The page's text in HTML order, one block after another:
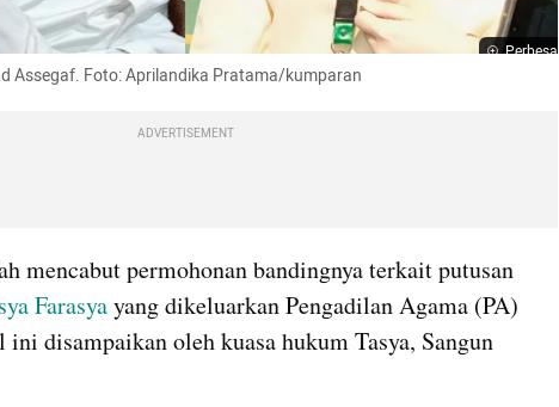
Perbesar
Assegaf. Foto: Aprilandika Pratama/kumparan
ADVERTISEMENT
Farasya yang dikeluarkan Pengadilan Agama (PA)
ini disampaikan oleh kuasa hukum Tasya, Sangun